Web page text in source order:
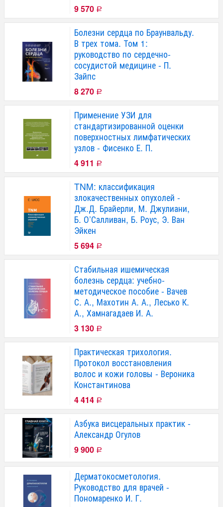
9 570 Р
Болезни сердца по Браунвальду.
В трех тома. Том 1:
руководство по сердечно-
сосудистой медицине - П.
Зайпс
8 270 Р
Применение УЗИ для
стандартизированной оценки
поверхностных лимфатических
узлов - Фисенко Е. П.
4 911 Р
TNM: классификация
злокачественных опухолей -
Дж.Д. Брайерли, М. Джулиани,
Б. О’Салливан, Б. Роус, Э. Ван
Эйкен
5 694 Р
Стабильная ишемическая
болезнь сердца: учебно-
методическое пособие - Вачев
С. А., Махотин А. А., Лесько К.
А., Хамнагадаев И. А.
3 130 Р
Практическая трихология.
Протокол восстановления
волос и кожи головы - Вероника
Константинова
4 414 Р
Азбука висцеральных практик -
Александр Огулов
9 900 Р
Дерматокосметология.
Руководство для врачей -
Пономаренко И. Г.